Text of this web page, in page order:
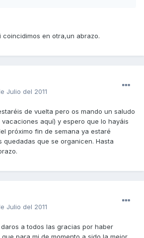
coincidimos en otra,un abrazo.
Julio del 2011
de vuelta pero os mando un saludo
aquí) y espero que lo hayáis
próximo fin de semana ya estaré
quedadas que se organicen. Hasta
Julio del 2011
a todos las gracias por haber